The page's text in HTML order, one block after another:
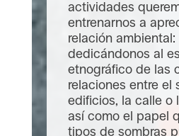
porehc_admin |febrero 13, 2023 |
Cristina Moreno
investigadora
Estudios de
Tecnología de la
de Edimburgo,
estancia con...